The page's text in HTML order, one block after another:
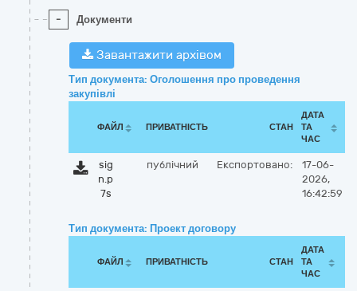
- Документи
Завантажити архівом
Тип документа: Оголошення про проведення
закупівлі
ФАЙЛ ПРИВАТНІСТЬ СТАН
ДАТА
ТА
ЧАС
sig
n.p
7s
публічний Експортовано:
17-06-
2026,
16:42:59
Тип документа: Проект договору
ФАЙЛ ПРИВАТНІСТЬ СТАН
ДАТА
ТА
ЧАС